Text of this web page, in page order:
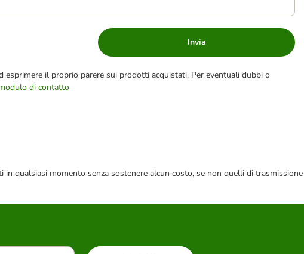
Invia
il proprio parere sui prodotti acquistati. Per eventuali dubbi o
di contatto
qualsiasi momento senza sostenere alcun costo, se non quelli di trasmissione